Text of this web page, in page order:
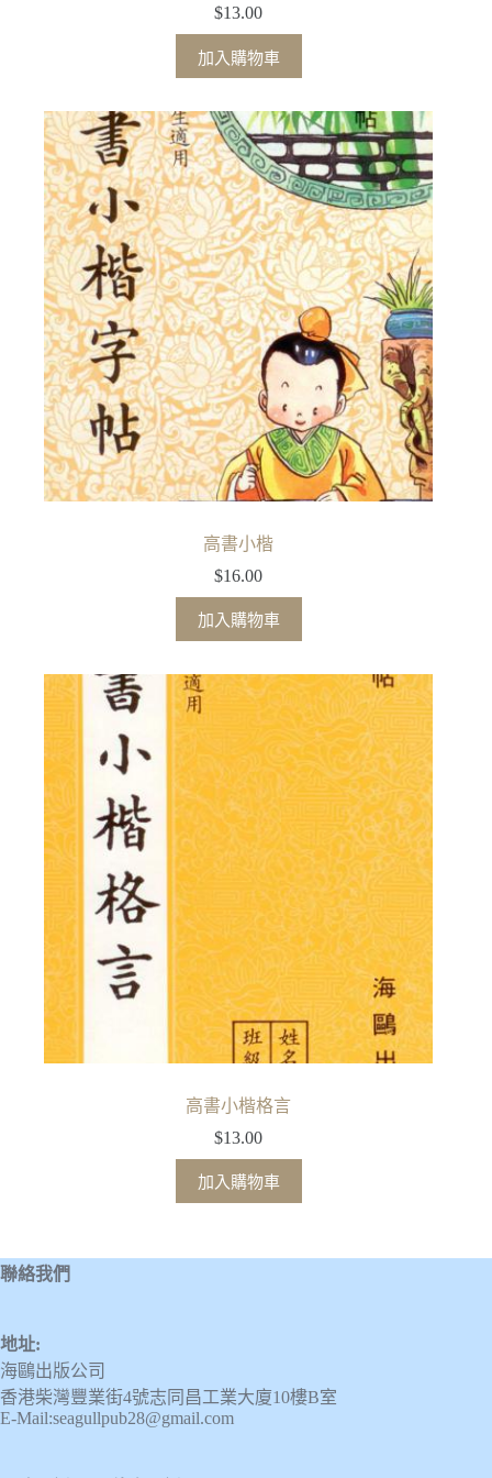
$13.00
加入購物車
高書小楷
$16.00
加入購物車
高書小楷格言
$13.00
加入購物車
聯絡我們
地址:
海鷗出版公司
香港柴灣豐業街4號志同昌工業大廈10樓B室
E-Mail:seagullpub28@gmail.com